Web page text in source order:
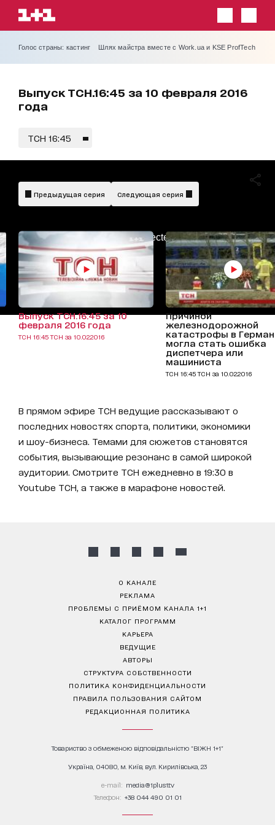
Голос страны: кастинг Шлях майстра вместе с Work.ua и KSE ProfTech
Выпуск ТСН.16:45 за 10 февраля 2016
года
ТСН 16:45
AdBlockDetected!
Предыдущая серия Следующая серия
Выпуск ТСН.16:45 за 10
февраля 2016 года
ТСН 16:45 ТСН за 10.02.2016
Причиной
железнодорожной
катастрофы в
могла стать ошибка
диспетчера или
машиниста
ТСН 16:45 ТСН за 10.02.2016
В прямом эфире ТСН ведущие рассказывают о
последних новостях спорта, политики, экономики
и шоу-бизнеса. Темами для сюжетов становятся
события, вызывающие резонанс в самой широкой
аудитории. Смотрите ТСН ежедневно в 19:30 в
Youtube ТСН, а также в марафоне новостей.
О КАНАЛЕ
РЕКЛАМА
ПРОБЛЕМЫ С ПРИЁМОМ КАНАЛА 1+1
КАТАЛОГ ПРОГРАММ
КАРЬЕРА
ВЕДУЩИЕ
АВТОРЫ
СТРУКТУРА СОБСТВЕННОСТИ
ПОЛИТИКА КОНФИДЕНЦИАЛЬНОСТИ
ПРАВИЛА ПОЛЬЗОВАНИЯ САЙТОМ
РЕДАКЦИОННАЯ ПОЛИТИКА
Товариство з обмеженою відповідальністю "ВІЖН 1+1"
Україна, 04080, м. Київ, вул. Кирилівська, 23
е-mail: media@1plus1.tv
Телефон: +38 044 490 01 01